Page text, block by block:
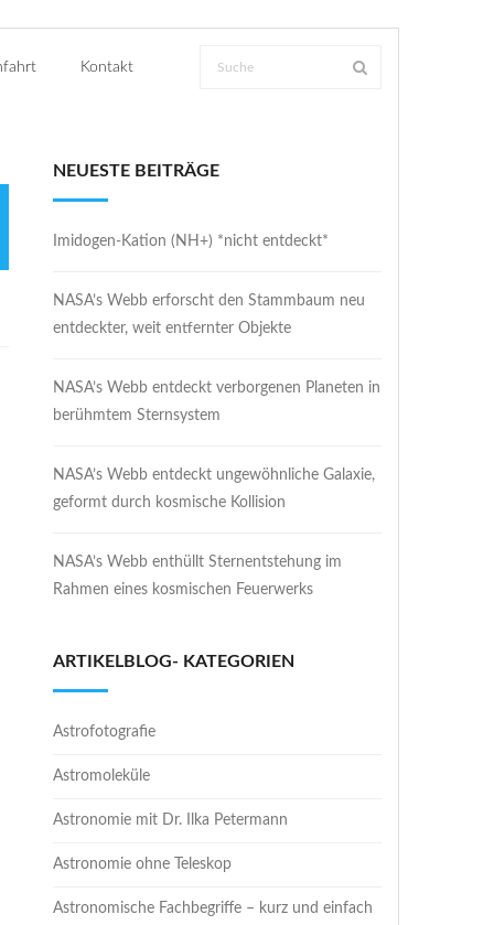
Kontakt
NEUESTE BEITRÄGE
Imidogen-Kation (NH+) *nicht entdeckt*
NASA’s Webb erforscht den Stammbaum neu
entdeckter, weit entfernter Objekte
NASA’s Webb entdeckt verborgenen Planeten in
berühmtem Sternsystem
NASA’s Webb entdeckt ungewöhnliche Galaxie,
geformt durch kosmische Kollision
NASA’s Webb enthüllt Sternentstehung im
Rahmen eines kosmischen Feuerwerks
ARTIKELBLOG- KATEGORIEN
Astrofotografie
Astromoleküle
Astronomie mit Dr. Ilka Petermann
Astronomie ohne Teleskop
Astronomische Fachbegriffe – kurz und einfach